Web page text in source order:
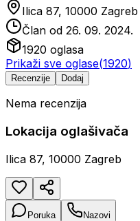
Ilica 87, 10000 Zagreb
Član od 26. 09. 2024.
1920 oglasa
Prikaži sve oglase(1920)
Recenzije Dodaj
Nema recenzija
Lokacija oglašivača
Ilica 87, 10000 Zagreb
Poruka Nazovi